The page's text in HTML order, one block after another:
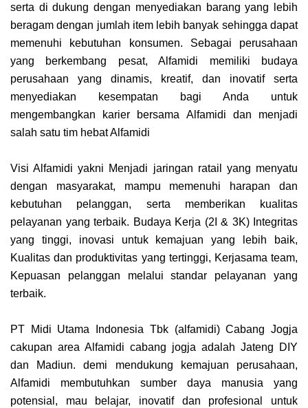
serta di dukung dengan menyediakan barang yang lebih
beragam dengan jumlah item lebih banyak sehingga dapat
memenuhi kebutuhan konsumen. Sebagai perusahaan
yang berkembang pesat, Alfamidi memiliki budaya
perusahaan yang dinamis, kreatif, dan inovatif serta
menyediakan kesempatan bagi Anda untuk
mengembangkan karier bersama Alfamidi dan menjadi
salah satu tim hebat Alfamidi
Visi Alfamidi yakni Menjadi jaringan ratail yang menyatu
dengan masyarakat, mampu memenuhi harapan dan
kebutuhan pelanggan, serta memberikan kualitas
pelayanan yang terbaik. Budaya Kerja (2I & 3K) Integritas
yang tinggi, inovasi untuk kemajuan yang lebih baik,
Kualitas dan produktivitas yang tertinggi, Kerjasama team,
Kepuasan pelanggan melalui standar pelayanan yang
terbaik.
PT Midi Utama Indonesia Tbk (alfamidi) Cabang Jogja
cakupan area Alfamidi cabang jogja adalah Jateng DIY
dan Madiun. demi mendukung kemajuan perusahaan,
Alfamidi membutuhkan sumber daya manusia yang
potensial, mau belajar, inovatif dan profesional untuk